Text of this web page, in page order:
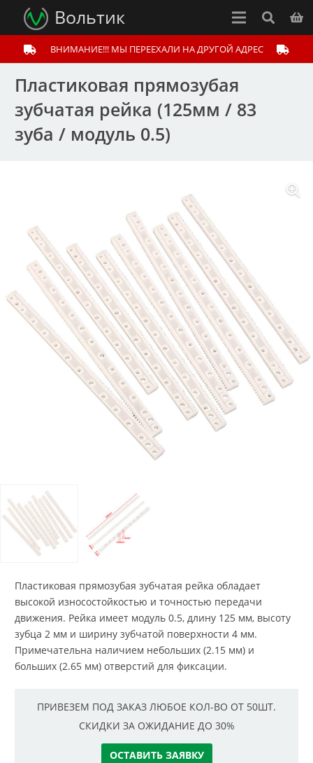
Вольтик
ВНИМАНИЕ!!! МЫ ПЕРЕЕХАЛИ НА ДРУГОЙ АДРЕС
Пластиковая прямозубая
зубчатая рейка (125мм / 83
зуба / модуль 0.5)
Пластиковая прямозубая зубчатая рейка обладает
высокой износостойкостью и точностью передачи
движения. Рейка имеет модуль 0.5, длину 125 мм, высоту
зубца 2 мм и ширину зубчатой поверхности 4 мм.
Примечательна наличием небольших (2.15 мм) и
больших (2.65 мм) отверстий для фиксации.
ПРИВЕЗЕМ ПОД ЗАКАЗ ЛЮБОЕ КОЛ-ВО ОТ 50ШТ.
СКИДКИ ЗА ОЖИДАНИЕ ДО 30%
ОСТАВИТЬ ЗАЯВКУ